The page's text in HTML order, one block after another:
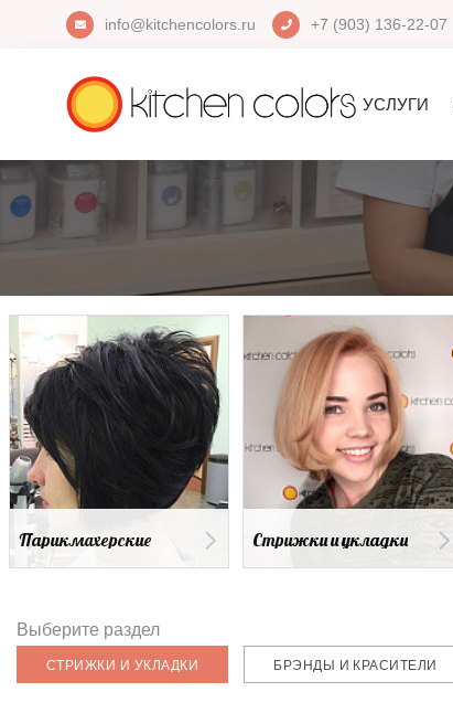
info@kitchencolors.ru +7 (903) 136-22-07
УСЛУГИ
Парикмахерские Стрижки и укладки
Выберите раздел
СТРИЖКИ И УКЛАДКИ БРЭНДЫ И КРАСИТЕЛИ